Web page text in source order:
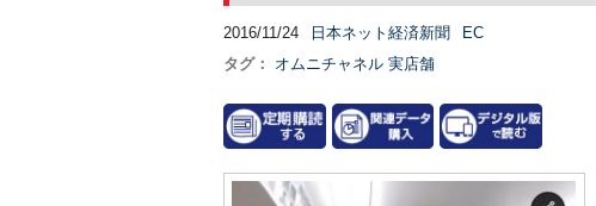
2016/11/24 日本ネット経済新聞
EC
タグ：
オムニチャネル 実店舗